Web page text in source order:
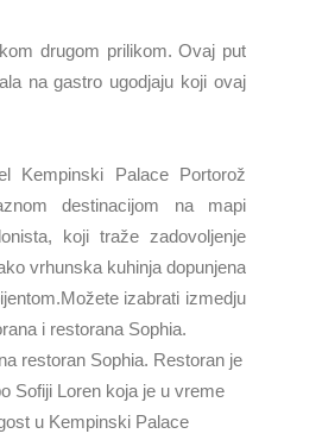
drugom prilikom. Ovaj put
na gastro ugodjaju koji ovaj
Kempinski Palace Portorož
destinacijom na mapi
koji traže zadovoljenje
vrhunska kuhinja dopunjena
izabrati izmedju
i restorana Sophia.
restoran Sophia. Restoran je
Sofiji Loren koja je u vreme
u Kempinski Palace